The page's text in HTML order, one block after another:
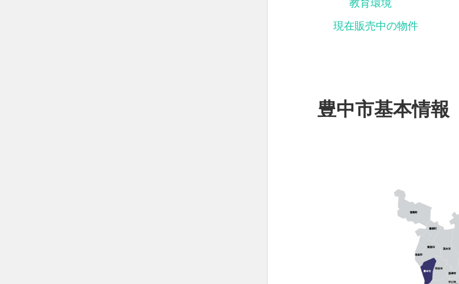
教育環境
現在販売中の物件
豊中市基本情報